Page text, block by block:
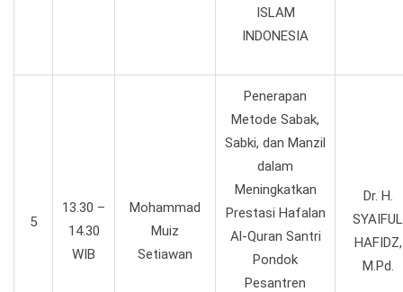
ISLAM
INDONESIA
5
13.30 –
14.30
WIB
Mohammad
Muiz
Setiawan
Penerapan
Metode Sabak,
Sabki, dan Manzil
dalam
Meningkatkan
Prestasi Hafalan
Al-Quran Santri
Pondok
Pesantren
Dr. H.
SYAIFUL
HAFIDZ,
M.Pd.